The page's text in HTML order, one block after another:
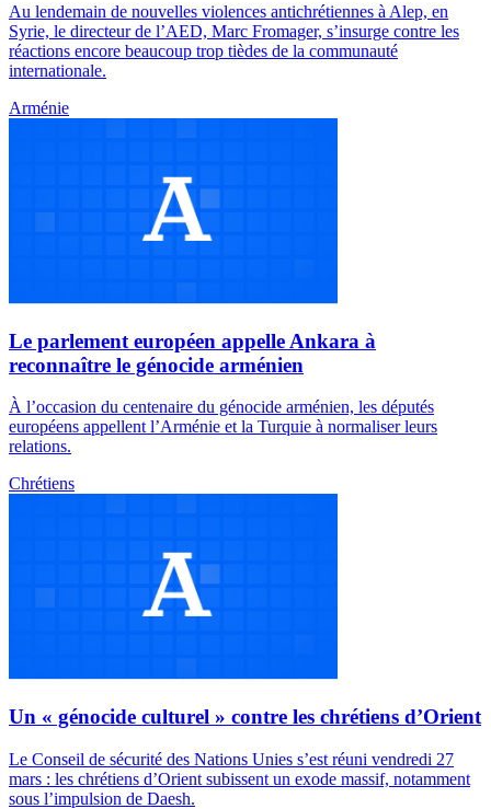
Au lendemain de nouvelles violences antichrétiennes à Alep, en
Syrie, le directeur de l’AED, Marc Fromager, s’insurge contre les
réactions encore beaucoup trop tièdes de la communauté
internationale.
Arménie
Le parlement européen appelle Ankara à
reconnaître le génocide arménien
À l’occasion du centenaire du génocide arménien, les députés
européens appellent l’Arménie et la Turquie à normaliser leurs
relations.
Chrétiens
Un « génocide culturel » contre les chrétiens d’Orient
Le Conseil de sécurité des Nations Unies s’est réuni vendredi 27
mars : les chrétiens d’Orient subissent un exode massif, notamment
sous l’impulsion de Daesh.